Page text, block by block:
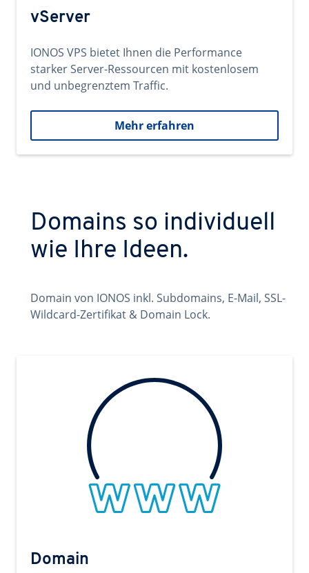
vServer
IONOS VPS bietet Ihnen die Performance
starker Server-Ressourcen mit kostenlosem
und unbegrenztem Traffic.
Mehr erfahren
Domains so individuell
wie Ihre Ideen.
Domain von IONOS inkl. Subdomains, E-Mail, SSL-
Wildcard-Zertifikat & Domain Lock.
Domain